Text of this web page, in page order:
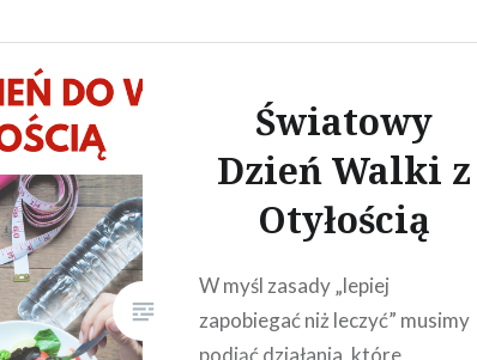
Światowy
Dzień Walki z
Otyłością
W myśl zasady „lepiej
zapobiegać niż leczyć” musimy
podjąć działania, które